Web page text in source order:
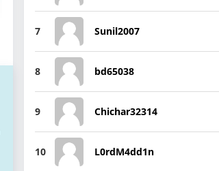
7 Sunil2007
8 bd65038
9 Chichar32314
10 L0rdM4dd1n